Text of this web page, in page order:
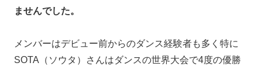
ませんでした。
メンバーはデビュー前からのダンス経験者も多く特に
SOTA（ソウタ）さんはダンスの世界大会で4度の優勝